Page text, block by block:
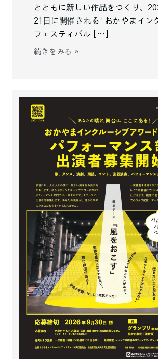
とともに新しい作品をつくり、
21⽇に開催される「おかやまイン
フェスティバル […]
続きをみる »